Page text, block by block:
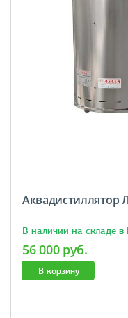
Аквадистиллятор
В наличии на складе
56 000 руб.
В корзину